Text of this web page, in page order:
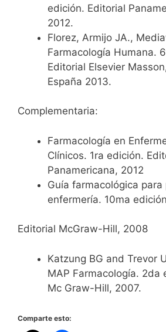
edición. Editorial
2012.
Florez, Armijo JA.,
Farmacología Humana.
Editorial Elsevier
España 2013.
Complementaria:
Farmacología en
Clínicos. 1ra edición.
Panamericana, 2012
Guía farmacológica
enfermería. 10ma
Editorial McGraw-Hill, 2008
Katzung BG and Trevor
MAP Farmacología. 2da
Mc Graw-Hill, 2007.
Comparte esto: